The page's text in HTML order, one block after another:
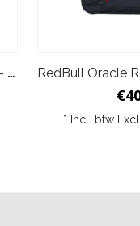
RedBull Oracle Rugzak Voorvak - Blauw
* Incl. btw Excl.